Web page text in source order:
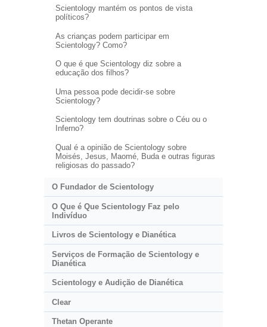
Scientology mantém os pontos de vista
políticos?
As crianças podem participar em
Scientology? Como?
O que é que Scientology diz sobre a
educação dos filhos?
Uma pessoa pode decidir-se sobre
Scientology?
Scientology tem doutrinas sobre o Céu ou o
Inferno?
Qual é a opinião de Scientology sobre
Moisés, Jesus, Maomé, Buda e outras figuras
religiosas do passado?
O Fundador de Scientology
O Que é Que Scientology Faz pelo
Indivíduo
Livros de Scientology e Dianética
Serviços de Formação de Scientology e
Dianética
Scientology e Audição de Dianética
Clear
Thetan Operante